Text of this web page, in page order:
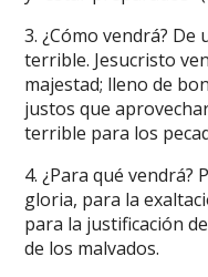
3. ¿Cómo vendrá?
terrible. Jesucristo
majestad; lleno de
justos que
terrible para los
4. ¿Para qué vendrá?
gloria, para la
para la justificación
de los malvados.